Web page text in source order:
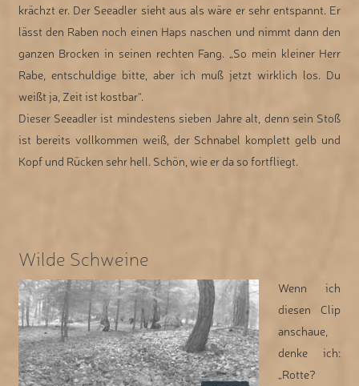
krächzt er. Der Seeadler sieht aus als wäre er sehr entspannt. Er
lässt den Raben noch einen Haps naschen und nimmt dann den
ganzen Brocken in seinen rechten Fang. „So mein kleiner Herr
Rabe, entschuldige bitte, aber ich muß jetzt wirklich los. Du
weißt ja, Zeit ist kostbar“.
Dieser Seeadler ist mindestens sieben Jahre alt, denn sein Stoß
ist bereits vollkommen weiß, der Schnabel komplett gelb und
Kopf und Rücken sehr hell. Schön, wie er da so fortfliegt.
Wilde Schweine
Wenn ich
diesen Clip
anschaue,
denke ich:
„Rotte?